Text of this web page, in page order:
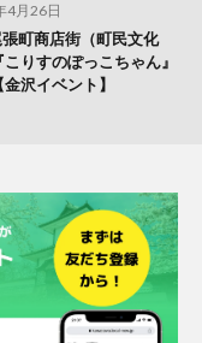
4月26日
町商店街（町民文化
りすのぽっこちゃん』
沢イベント】